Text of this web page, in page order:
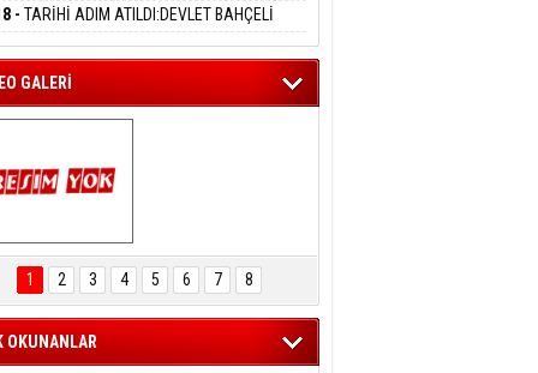
HAKKINDA FEZLEKE
İETT OTOBÜSÜNE ÇARPTI 3 KİŞİ
KAYBETTİ
- TARİHİ ADIM ATILDI:DEVLET BAHÇELİ
TÜRKİYE' ÇERÇEVE YASA TEKLİFİNİ
GALERİ
ENGELSİZ
FESTİVALİ
KONSERİ
MEST
1 2 3 4 5 6 7 8
OKUNANLAR